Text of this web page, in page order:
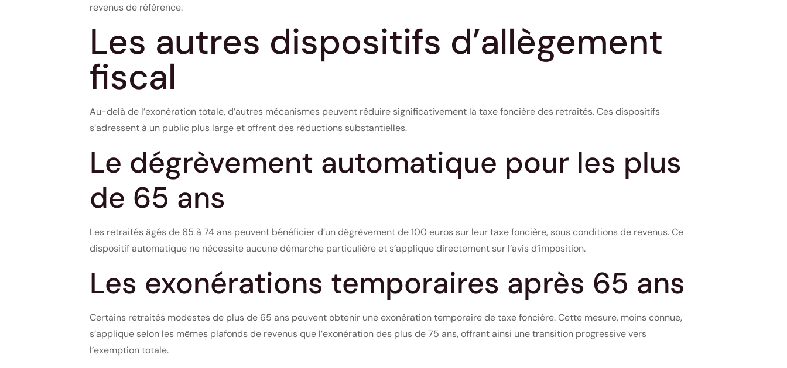
revenus de référence.
Les autres dispositifs d’allègement
fiscal
Au-delà de l’exonération totale, d’autres mécanismes peuvent réduire significativement la taxe foncière des retraités. Ces dispositifs
s’adressent à un public plus large et offrent des réductions substantielles.
Le dégrèvement automatique pour les plus
de 65 ans
Les retraités âgés de 65 à 74 ans peuvent bénéficier d’un dégrèvement de 100 euros sur leur taxe foncière, sous conditions de revenus. Ce
dispositif automatique ne nécessite aucune démarche particulière et s’applique directement sur l’avis d’imposition.
Les exonérations temporaires après 65 ans
Certains retraités modestes de plus de 65 ans peuvent obtenir une exonération temporaire de taxe foncière. Cette mesure, moins connue,
s’applique selon les mêmes plafonds de revenus que l’exonération des plus de 75 ans, offrant ainsi une transition progressive vers
l’exemption totale.